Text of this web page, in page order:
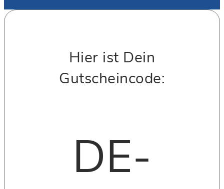
Hier ist Dein
Gutscheincode:
DE-